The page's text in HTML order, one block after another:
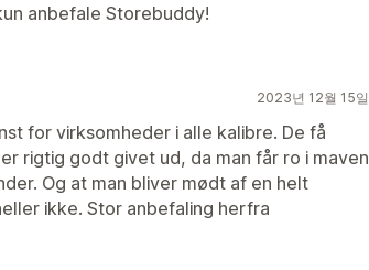
anbefale Storebuddy!
2023년 12월 15일
for virksomheder i alle kalibre. De få
rigtig godt givet ud, da man får ro i maven
Og at man bliver mødt af en helt
ikke. Stor anbefaling herfra